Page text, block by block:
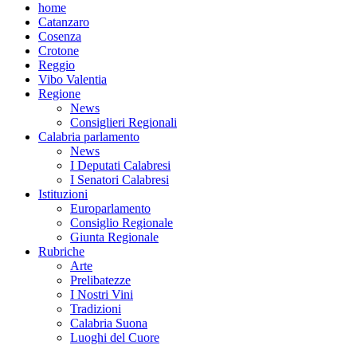
home
Catanzaro
Cosenza
Crotone
Reggio
Vibo Valentia
Regione
News
Consiglieri Regionali
Calabria parlamento
News
I Deputati Calabresi
I Senatori Calabresi
Istituzioni
Europarlamento
Consiglio Regionale
Giunta Regionale
Rubriche
Arte
Prelibatezze
I Nostri Vini
Tradizioni
Calabria Suona
Luoghi del Cuore